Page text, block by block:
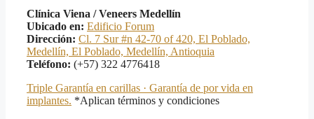
Clínica Viena / Veneers Medellín
Ubicado en: Edificio Forum
Dirección: Cl. 7 Sur #n 42-70 of 420, El Poblado,
Medellín, El Poblado, Medellín, Antioquia
Teléfono: (+57) 322 4776418
Triple Garantía en carillas · Garantía de por vida en
implantes. *Aplican términos y condiciones